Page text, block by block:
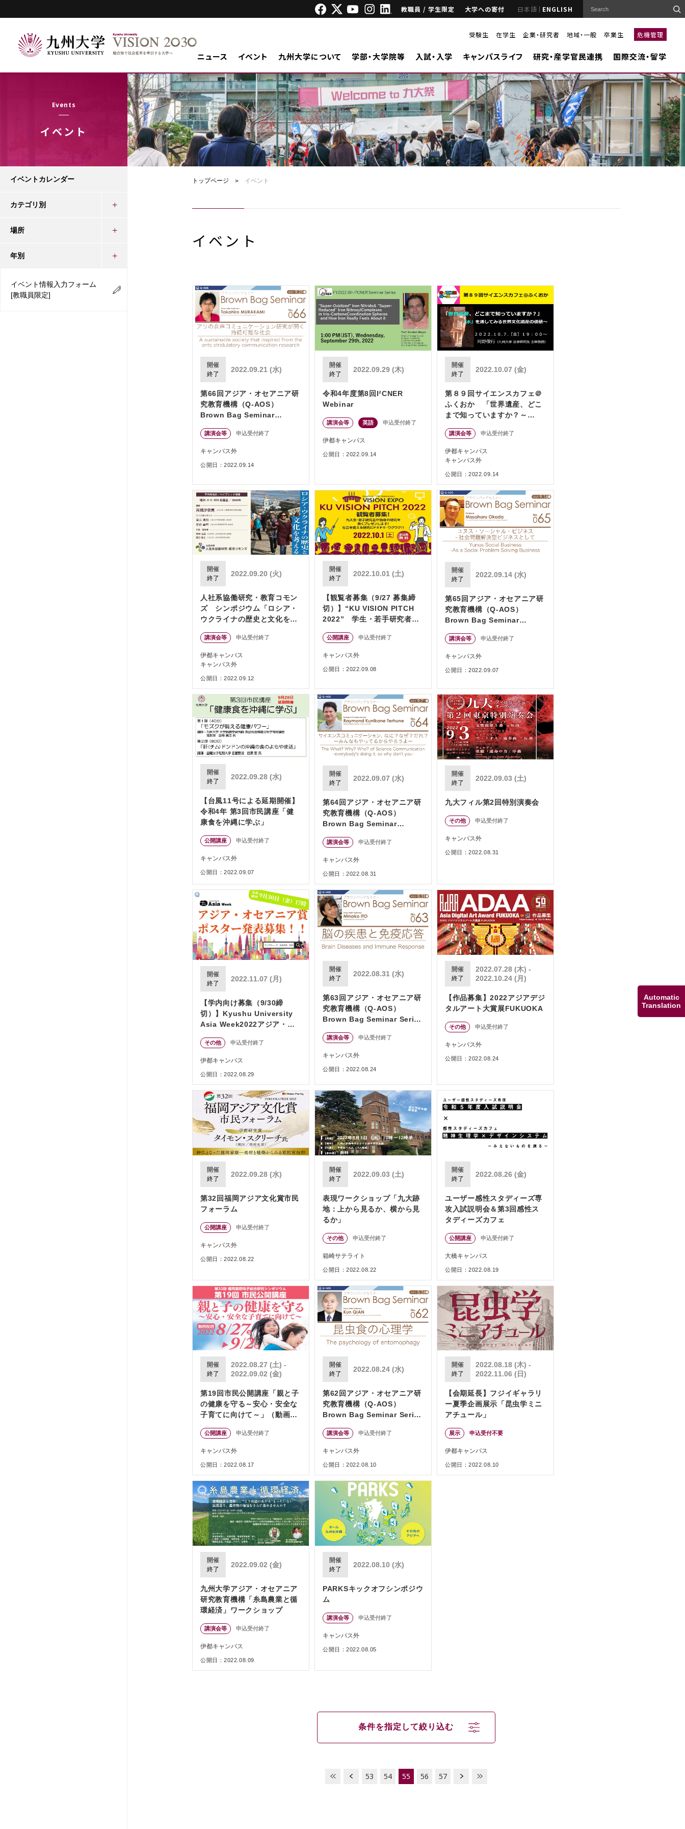
Automatic
Translation
教職員 / 学生限定 大学への寄付 日本語 ENGLISH
受験生 在学生 企業・研究者 地域・一般 卒業生 危機管理
ニュース イベント 九州大学について 学部・大学院等 入試・入学 キャンパスライフ 研究・産学官民連携 国際交流・留学
Events
イベント
トップページ イベント
イベント
開催
終了
2022.09.21 (水)
第66回アジア・オセアニア研
究教育機構（Q-AOS）
Brown Bag Seminar
ケーション研究が開く持続可
能な社会」
講演会等 申込受付終了
キャンパス外
公開日：2022.09.14
開催
終了
2022.09.29 (木)
令和4年度第8回I²CNER
Webinar
講演会等 英語 申込受付終了
伊都キャンパス
公開日：2022.09.14
開催
終了
2022.10.07 (金)
第８９回サイエンスカフェ＠
ふくおか 「世界遺産、どこ
まで知っていますか？～
遺産の価値」
講演会等 申込受付終了
伊都キャンパス
キャンパス外
公開日：2022.09.14
開催
終了
2022.09.20 (火)
⼈社系協働研究・教育コモン
ズ シンポジウム「ロシア・
ウクライナの歴史と文化を考
講演会等 申込受付終了
伊都キャンパス
キャンパス外
公開日：2022.09.12
開催
終了
2022.10.01 (土)
【観覧者募集（9/27 募集締
切）】“KU VISION PITCH
2022” 学生・若手研究者に
公開講座 申込受付終了
キャンパス外
公開日：2022.09.08
開催
終了
2022.09.14 (水)
第65回アジア・オセアニア研
究教育機構（Q-AOS）
Brown Bag Seminar
ル・ビジネスー社会問題解決
型ビジネスとして」
講演会等 申込受付終了
キャンパス外
公開日：2022.09.07
開催
終了
2022.09.28 (水)
【台風11号による延期開催】
令和4年 第3回市民講座「健
康食を沖縄に学ぶ」
公開講座 申込受付終了
キャンパス外
公開日：2022.09.07
開催
終了
2022.09.07 (水)
第64回アジア・オセアニア研
究教育機構（Q-AOS）
Brown Bag Seminar
ケーション、なに？なぜ？だ
れ？ ーみんなもやってるか
講演会等 申込受付終了
キャンパス外
公開日：2022.08.31
開催
終了
2022.09.03 (土)
九大フィル第2回特別演奏会
その他 申込受付終了
キャンパス外
公開日：2022.08.31
開催
終了
2022.11.07 (月)
【学内向け募集（9/30締
切）】Kyushu University
Asia Week2022アジア・オ
その他 申込受付終了
伊都キャンパス
公開日：2022.08.29
開催
終了
2022.08.31 (水)
第63回アジア・オセアニア研
究教育機構（Q-AOS）
Brown Bag Seminar Series
講演会等 申込受付終了
キャンパス外
公開日：2022.08.24
開催
終了
2022.07.28 (木) -
2022.10.24 (月)
【作品募集】2022アジアデジ
タルアート大賞展FUKUOKA
その他 申込受付終了
キャンパス外
公開日：2022.08.24
開催
終了
2022.09.28 (水)
第32回福岡アジア文化賞市民
フォーラム
公開講座 申込受付終了
キャンパス外
公開日：2022.08.22
開催
終了
2022.09.03 (土)
表現ワークショップ「九大跡
地：上から見るか、横から見
るか」
その他 申込受付終了
箱崎サテライト
公開日：2022.08.22
開催
終了
2022.08.26 (金)
ユーザー感性スタディーズ専
攻入試説明会＆第3回感性ス
タディーズカフェ
公開講座 申込受付終了
大橋キャンパス
公開日：2022.08.19
開催
終了
2022.08.27 (土) -
2022.09.02 (金)
第19回市民公開講座「親と子
の健康を守る～安心・安全な
子育てに向けて～」（動画配
公開講座 申込受付終了
キャンパス外
公開日：2022.08.17
開催
終了
2022.08.24 (水)
第62回アジア・オセアニア研
究教育機構（Q-AOS）
Brown Bag Seminar Series
講演会等 申込受付終了
キャンパス外
公開日：2022.08.10
開催
終了
2022.08.18 (木) -
2022.11.06 (日)
【会期延長】フジイギャラリ
ー夏季企画展示「昆虫学ミニ
アチュール」
展示 申込受付不要
伊都キャンパス
公開日：2022.08.10
開催
終了
2022.09.02 (金)
九州大学アジア・オセアニア
研究教育機構「糸島農業と循
環経済」ワークショップ
講演会等 申込受付終了
伊都キャンパス
公開日：2022.08.09
開催
終了
2022.08.10 (水)
PARKSキックオフシンポジウ
ム
講演会等 申込受付終了
キャンパス外
公開日：2022.08.05
条件を指定して絞り込む
53 54 55 56 57
イベントカレンダー
カテゴリ別
場所
年別
イベント情報入力フォーム
[教職員限定]